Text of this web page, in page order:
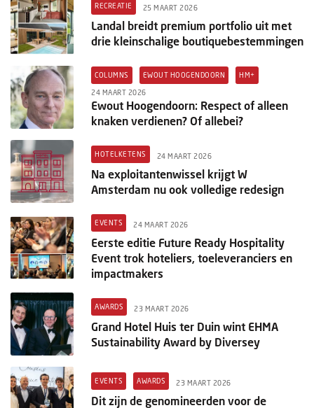
RECREATIE 25 MAART 2026
Landal breidt premium portfolio uit met
drie kleinschalige boutiquebestemmingen
COLUMNS EWOUT HOOGENDOORN HM+
24 MAART 2026
Ewout Hoogendoorn: Respect of alleen
knaken verdienen? Of allebei?
HOTELKETENS 24 MAART 2026
Na exploitantenwissel krijgt W
Amsterdam nu ook volledige redesign
EVENTS 24 MAART 2026
Eerste editie Future Ready Hospitality
Event trok hoteliers, toeleveranciers en
impactmakers
AWARDS 23 MAART 2026
Grand Hotel Huis ter Duin wint EHMA
Sustainability Award by Diversey
EVENTS AWARDS 23 MAART 2026
Dit zijn de genomineerden voor de